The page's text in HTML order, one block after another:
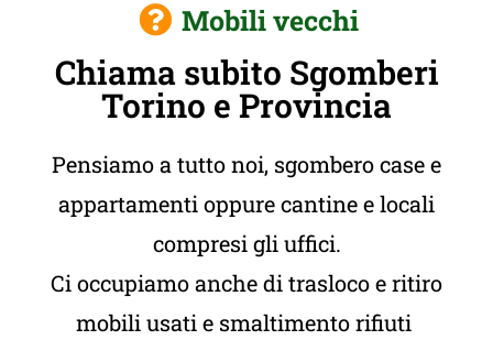
Mobili vecchi
Chiama subito Sgomberi
Torino e Provincia
Pensiamo a tutto noi, sgombero case e
appartamenti oppure cantine e locali
compresi gli uffici.
Ci occupiamo anche di trasloco e ritiro
mobili usati e smaltimento rifiuti